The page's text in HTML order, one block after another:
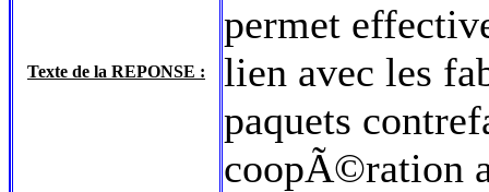
Texte de la REPONSE :
permet
lien avec les
paquets
coopÃ©ration